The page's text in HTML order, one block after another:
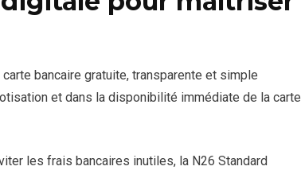
bancaire gratuite, transparente et simple
et dans la disponibilité immédiate de la carte
les frais bancaires inutiles, la N26 Standard